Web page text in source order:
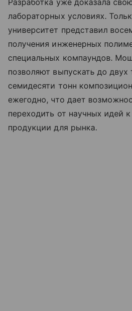
Разработка уже доказала
лабораторных условиях.
университет представил
получения инженерных
специальных компаундов.
позволяют выпускать до
семидесяти тонн
ежегодно, что дает
переходить от научных идей
продукции для рынка.